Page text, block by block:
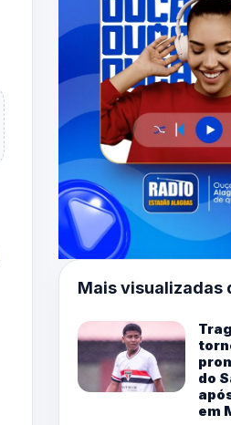
Mais visualizadas
do
em